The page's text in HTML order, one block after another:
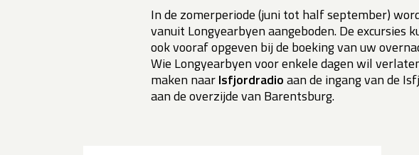
In de zomerperiode (juni tot half september)
vanuit Longyearbyen aangeboden. De excursies
ook vooraf opgeven bij de boeking van uw
Wie Longyearbyen voor enkele dagen wil
maken naarIsfjordradioaan de ingang van de
aan de overzijde van Barentsburg.